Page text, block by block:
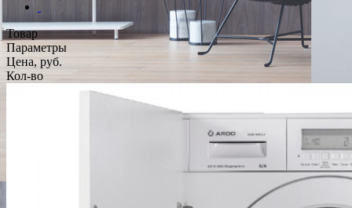
Товар
Параметры
Цена, руб.
Кол-во